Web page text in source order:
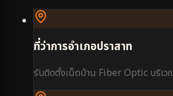
ที่ว่าการอำเภอปราสาท
รับติดตั้งเน็ตบ้าน Fiber Optic บริเว